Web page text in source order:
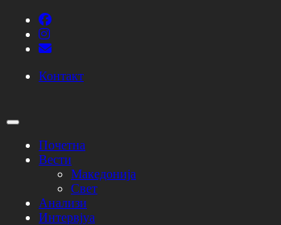
Контакт
Почетна
Вести
Македонија
Свет
Анализи
Интервјуа